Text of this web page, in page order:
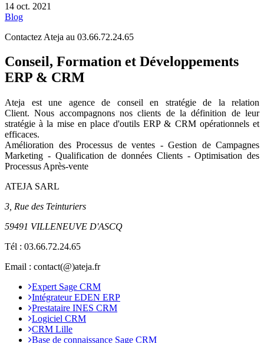
14 oct. 2021
Blog
Contactez Ateja au 03.66.72.24.65
Conseil, Formation et Développements
ERP & CRM
Ateja est une agence de conseil en stratégie de la relation
Client.Nous accompagnons nos clients de la définition de leur
stratégie à la mise en place d'outils ERP & CRM opérationnels et
efficaces.
Amélioration des Processus de ventes - Gestion de Campagnes
Marketing - Qualification de données Clients - Optimisation des
Processus Après-vente
ATEJA SARL
3, Rue des Teinturiers
59491 VILLENEUVE D'ASCQ
Tél : 03.66.72.24.65
Email : contact(@)ateja.fr
Expert Sage CRM
Intégrateur EDEN ERP
Prestataire INES CRM
Logiciel CRM
CRM Lille
Base de connaissance Sage CRM